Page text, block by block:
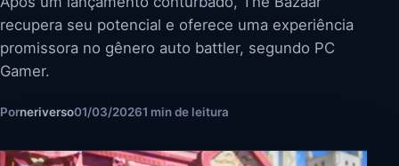
recupera seu potencial e oferece uma experiência
promissora no gênero auto battler, segundo PC
Gamer.
Porneriverso01/03/20261 min de leitura